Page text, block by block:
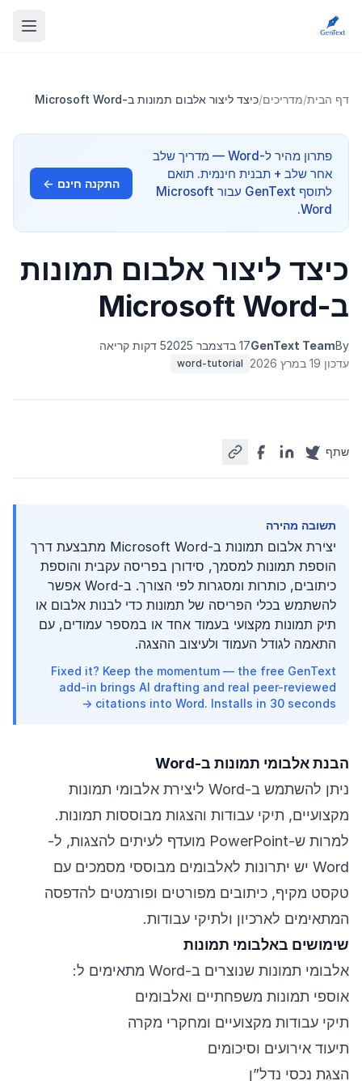
דף הבית/מדריכים/כיצד ליצור אלבום תמונות ב-Microsoft Word
פתרון מהיר ל-Word — מדריך שלב
אחר שלב + תבנית חינמית. תואם
לתוסף GenText עבור Microsoft
Word.
התקנה חינם ←
כיצד ליצור אלבום תמונות
ב-Microsoft Word
By
GenText Team17 בדצמבר 2025
5 דקות קריאה
עדכון 19 במרץ 2026
word-tutorial
שתף
תשובה מהירה
יצירת אלבום תמונות ב-Microsoft Word מתבצעת דרך
הוספת תמונות למסמך, סידורן בפריסה עקבית והוספת
כיתובים, כותרות ומסגרות לפי הצורך. ב-Word אפשר
להשתמש בכלי הפריסה של תמונות כדי לבנות אלבום או
תיק תמונות מקצועי בעמוד אחד או במספר עמודים, עם
התאמה לגודל העמוד ולעיצוב ההצגה.
Fixed it? Keep the momentum — the free GenText
add-in brings AI drafting and real peer-reviewed
citations into Word. Installs in 30 seconds →
הבנת אלבומי תמונות ב-Word
ניתן להשתמש ב-Word ליצירת אלבומי תמונות
מקצועיים, תיקי עבודות והצגות מבוססות תמונות.
למרות ש-PowerPoint מועדף לעיתים להצגות, ל-
Word יש יתרונות לאלבומים מבוססי מסמכים עם
טקסט מקיף, כיתובים מפורטים ופורמטים להדפסה
המתאימים לארכיון ולתיקי עבודות.
שימושים באלבומי תמונות
אלבומי תמונות שנוצרים ב-Word מתאימים ל:
אוספי תמונות משפחתיים ואלבומים
תיקי עבודות מקצועיים ומחקרי מקרה
תיעוד אירועים וסיכומים
הצגת נכסי נדל”ן